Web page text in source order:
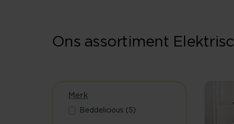
Ons assortiment
Merk
Beddelicious (5)